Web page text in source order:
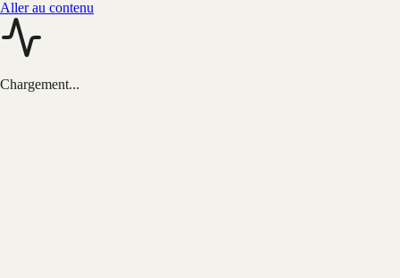
Aller au contenu
Chargement...